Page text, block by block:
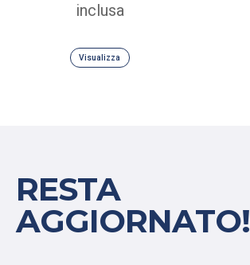
inclusa
Visualizza
RESTA
AGGIORNATO!